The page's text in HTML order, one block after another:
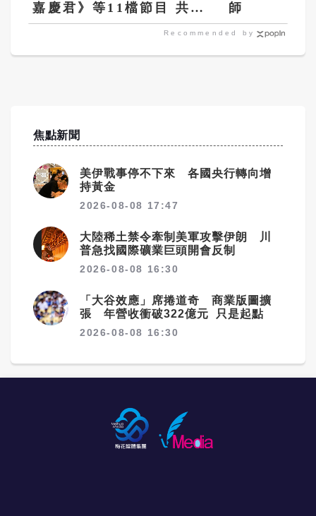
嘉慶君》等11檔節目 共譜
2025台灣戲曲藝術節
師
Recommended by
焦點新聞
美伊戰事停不下來 各國央行轉向增
持黃金
2026-08-08 17:47
大陸稀土禁令牽制美軍攻擊伊朗 川
普急找國際礦業巨頭開會反制
2026-08-08 16:30
「大谷效應」席捲道奇 商業版圖擴
張 年營收衝破322億元 只是起點
2026-08-08 16:30